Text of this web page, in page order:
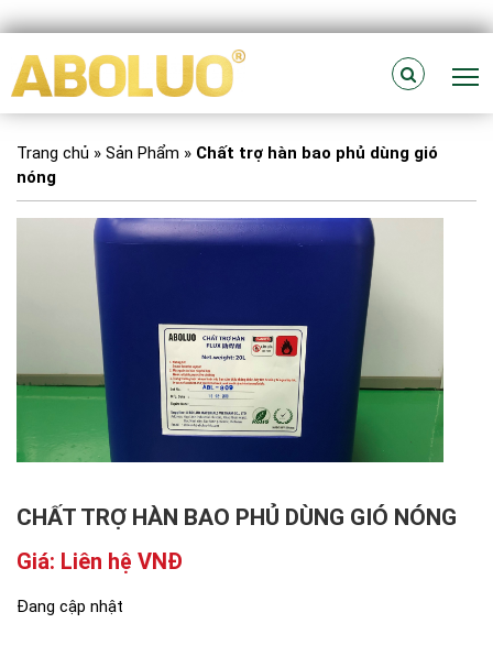
Trang chủ » Sản Phẩm » Chất trợ hàn bao phủ dùng gió
nóng
CHẤT TRỢ HÀN BAO PHỦ DÙNG GIÓ NÓNG
Giá: Liên hệ VNĐ
Đang cập nhật